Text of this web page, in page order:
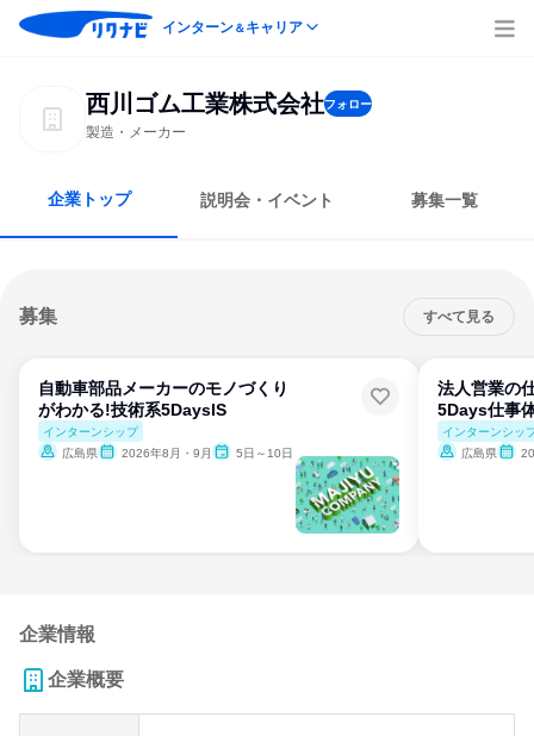
インターン＆キャリア
西川ゴム工業株式会社フォロー
製造・メーカー
企業トップ 説明会・イベント 募集一覧
募集 すべて見る
自動車部品メーカーのモノづくり
がわかる!技術系5DaysIS
インターンシップ
広島県
2026年8月・9月 5日～10日
法人営業の
5Days仕事
インターンシッ
広島県
企業情報
企業概要